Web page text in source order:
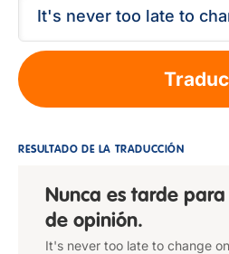
RESULTADO DE LA TRADUCCIÓN
Nunca es tarde
de opinión.
It's never too late to change